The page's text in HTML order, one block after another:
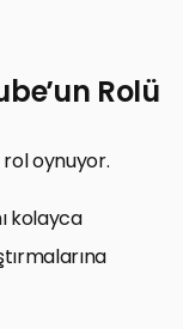
Rolü
oynuyor.
kolayca